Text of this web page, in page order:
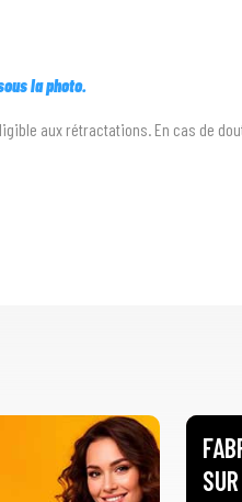
la photo.
aux rétractations. En cas de